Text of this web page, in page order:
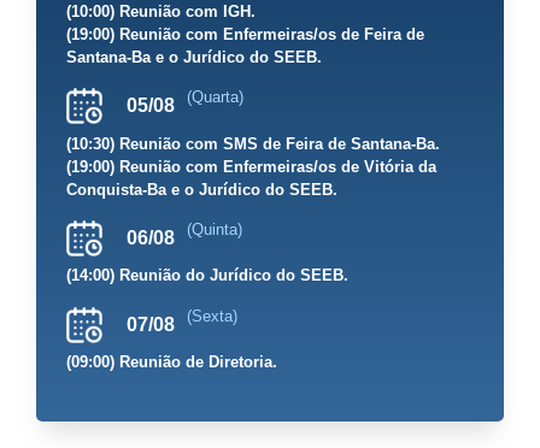
(10:00) Reunião com IGH.
(19:00) Reunião com Enfermeiras/os de Feira de
Santana-Ba e o Jurídico do SEEB.
05/08 (Quarta)
(10:30) Reunião com SMS de Feira de Santana-Ba.
(19:00) Reunião com Enfermeiras/os de Vitória da
Conquista-Ba e o Jurídico do SEEB.
06/08 (Quinta)
(14:00) Reunião do Jurídico do SEEB.
07/08 (Sexta)
(09:00) Reunião de Diretoria.